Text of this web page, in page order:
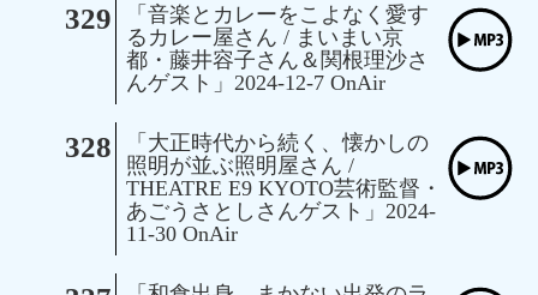
329
「音楽とカレーをこよなく愛す
るカレー屋さん / まいまい京
都・藤井容子さん＆関根理沙さ
んゲスト」2024-12-7 OnAir
328
「大正時代から続く、懐かしの
照明が並ぶ照明屋さん /
THEATRE E9 KYOTO芸術監督・
あごうさとしさんゲスト」2024-
11-30 OnAir